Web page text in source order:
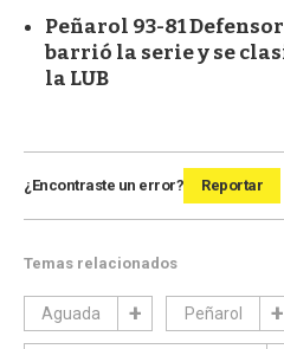
Peñarol 93-81
barrió la serie y se
la LUB
¿Encontraste un error? Reportar
Temas relacionados
Aguada Peñarol